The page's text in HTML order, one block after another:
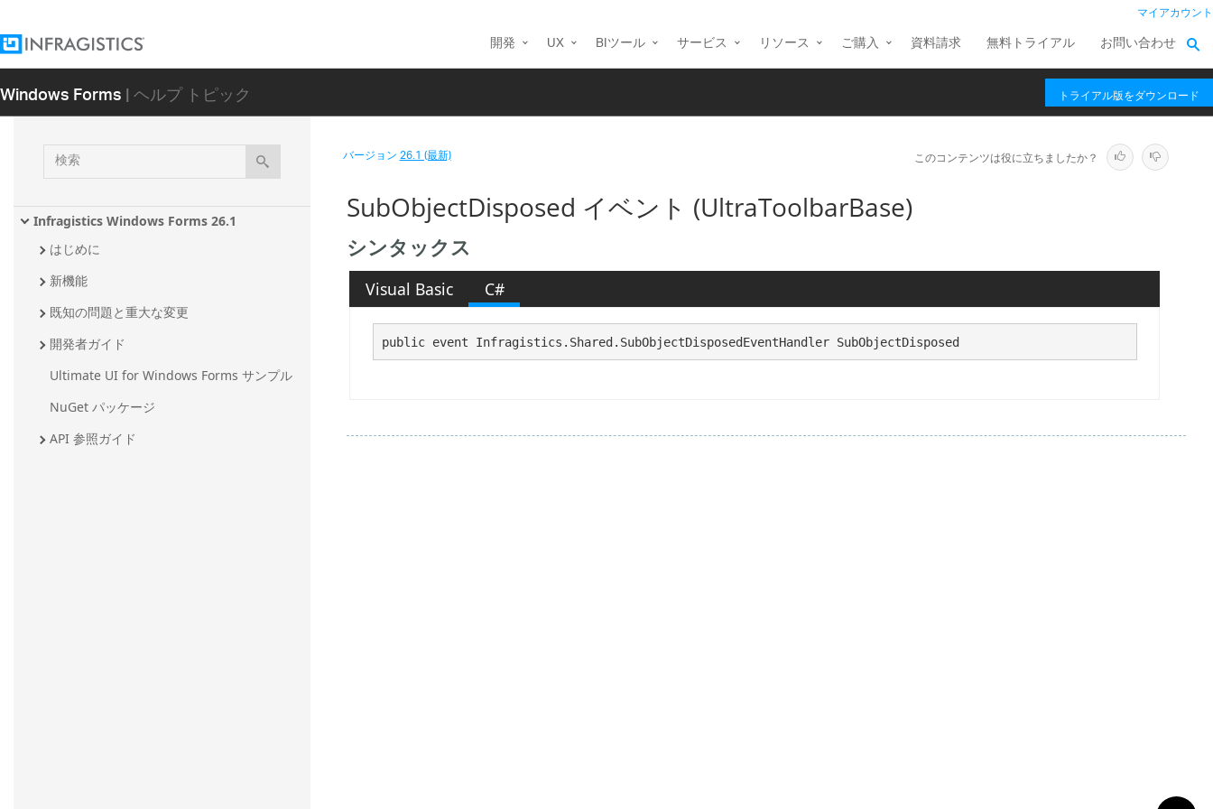
マイアカウント
開発 UX BIツール サービス リソース ご購入 資料請求 無料トライアル お問い合わせ
Windows Forms| ヘルプ トピック トライアル版をダウンロード
検
索
Infragistics Windows Forms 26.1
はじめに
新機能
既知の問題と重大な変更
開発者ガイド
Ultimate UI for Windows Forms サンプル
NuGet パッケージ
API 参照ガイド
バージョン26.1 (最新) このコンテンツは役に立ちましたか？
SubObjectDisposed イベント (UltraToolbarBase)
シンタックス
Visual Basic C#
public event Infragistics.Shared.SubObjectDisposedEventHandler SubObjectDisposed